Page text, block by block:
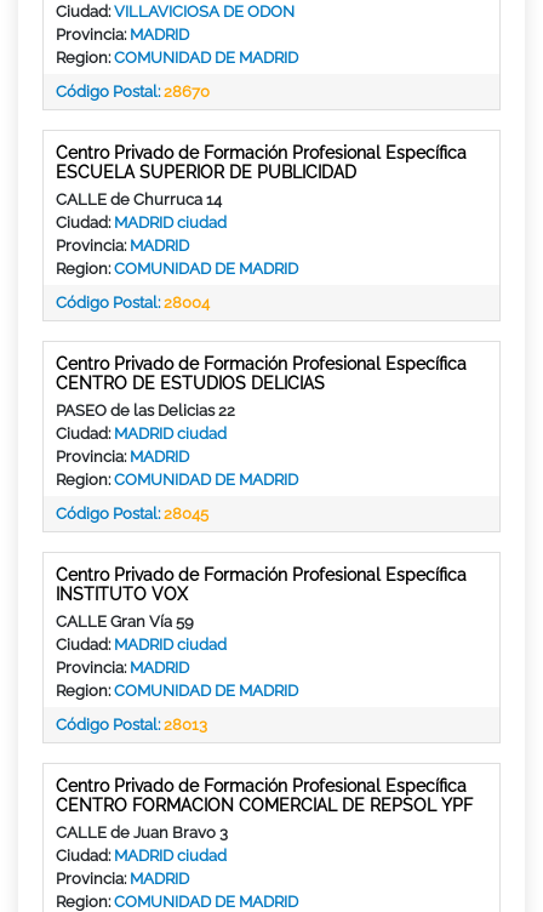
Ciudad:VILLAVICIOSA DE ODON
Provincia: MADRID
Region:COMUNIDAD DE MADRID
Código Postal:28670
Centro Privado de Formación Profesional Específica
ESCUELA SUPERIOR DE PUBLICIDAD
CALLE de Churruca 14
Ciudad: MADRID ciudad
Provincia: MADRID
Region:COMUNIDAD DE MADRID
Código Postal:28004
Centro Privado de Formación Profesional Específica
CENTRO DE ESTUDIOS DELICIAS
PASEO de las Delicias 22
Ciudad: MADRID ciudad
Provincia: MADRID
Region:COMUNIDAD DE MADRID
Código Postal:28045
Centro Privado de Formación Profesional Específica
INSTITUTO VOX
CALLE Gran Vía 59
Ciudad: MADRID ciudad
Provincia: MADRID
Region:COMUNIDAD DE MADRID
Código Postal:28013
Centro Privado de Formación Profesional Específica
CENTRO FORMACION COMERCIAL DE REPSOL YPF
CALLE de Juan Bravo 3
Ciudad: MADRID ciudad
Provincia: MADRID
Region:COMUNIDAD DE MADRID